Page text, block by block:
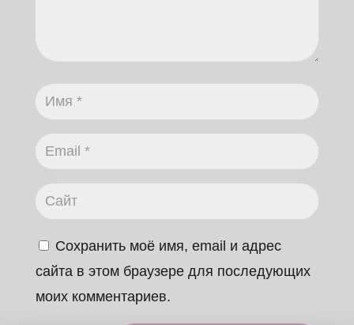
Сохранить моё имя, email и адрес
сайта в этом браузере для последующих
моих комментариев.